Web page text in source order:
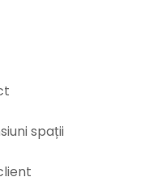
spații